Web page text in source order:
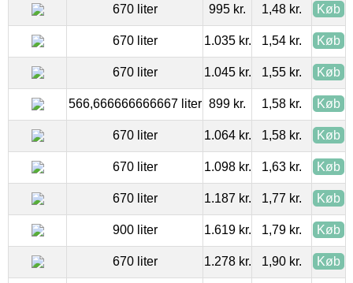
670 liter 995 kr. 1,48 kr. Køb
670 liter 1.035 kr. 1,54 kr. Køb
670 liter 1.045 kr. 1,55 kr. Køb
566,666666666667 liter 899 kr. 1,58 kr. Køb
670 liter 1.064 kr. 1,58 kr. Køb
670 liter 1.098 kr. 1,63 kr. Køb
670 liter 1.187 kr. 1,77 kr. Køb
900 liter 1.619 kr. 1,79 kr. Køb
670 liter 1.278 kr. 1,90 kr. Køb